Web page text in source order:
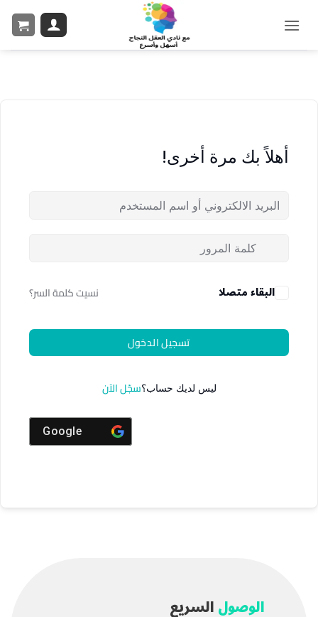
أهلاً بك مرة أخرى!
البقاء متصلا نسيت كلمة السر؟
تسجيل الدخول
ليس لديك حساب؟سجّل الآن
Google
الوصولالسريع